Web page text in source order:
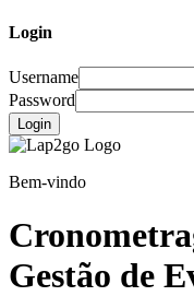
Login
Username
Password
Login
Bem-vindo
Gestão de